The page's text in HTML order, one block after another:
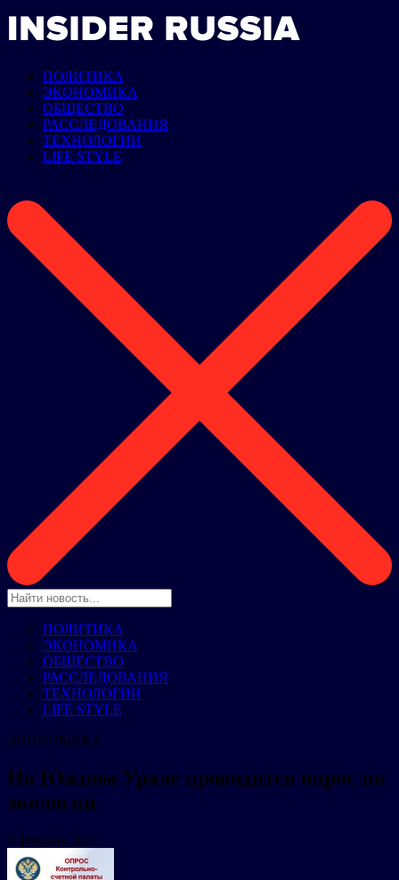
ПОЛИТИКА
ЭКОНОМИКА
ОБЩЕСТВО
РАССЛЕДОВАНИЯ
ТЕХНОЛОГИИ
LIFE STYLE
ПОЛИТИКА
ЭКОНОМИКА
ОБЩЕСТВО
РАССЛЕДОВАНИЯ
ТЕХНОЛОГИИ
LIFE STYLE
ЭКОНОМИКА
На Южном Урале проводится опрос по
экологии
3 февраля 2021